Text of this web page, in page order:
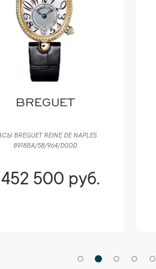
BREGUET
BREGUET REINE DE NAPLES
8918BA/58/964/D00D
452 500 руб.